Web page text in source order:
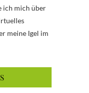
ich mich über
meine Igel im